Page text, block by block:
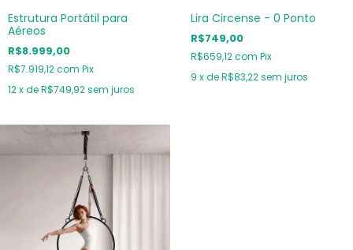
Estrutura Portátil para
Aéreos
R$8.999,00
R$7.919,12com Pix
12x deR$749,92sem juros
Lira Circense - 0 Ponto
R$749,00
R$659,12com Pix
9 x deR$83,22 sem juros